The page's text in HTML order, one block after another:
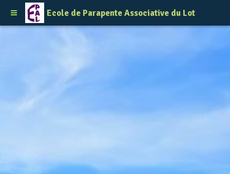
Ecole de Parapente Associative du Lot